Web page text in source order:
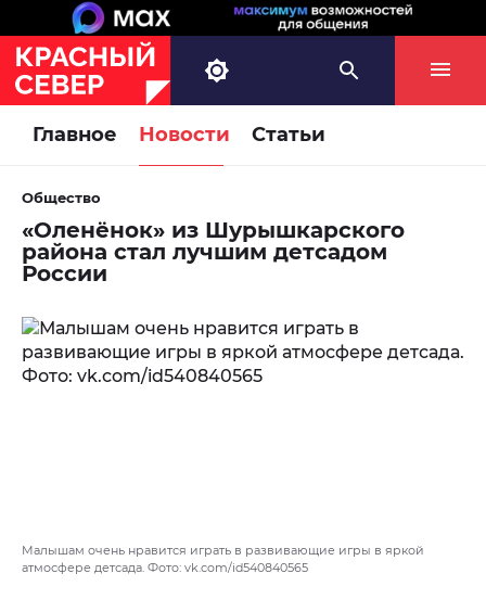
Главное Новости Статьи
Общество
«Оленёнок» из Шурышкарского
района стал лучшим детсадом
России
Малышам очень нравится играть в развивающие игры в яркой
атмосфере детсада. Фото: vk.com/id540840565